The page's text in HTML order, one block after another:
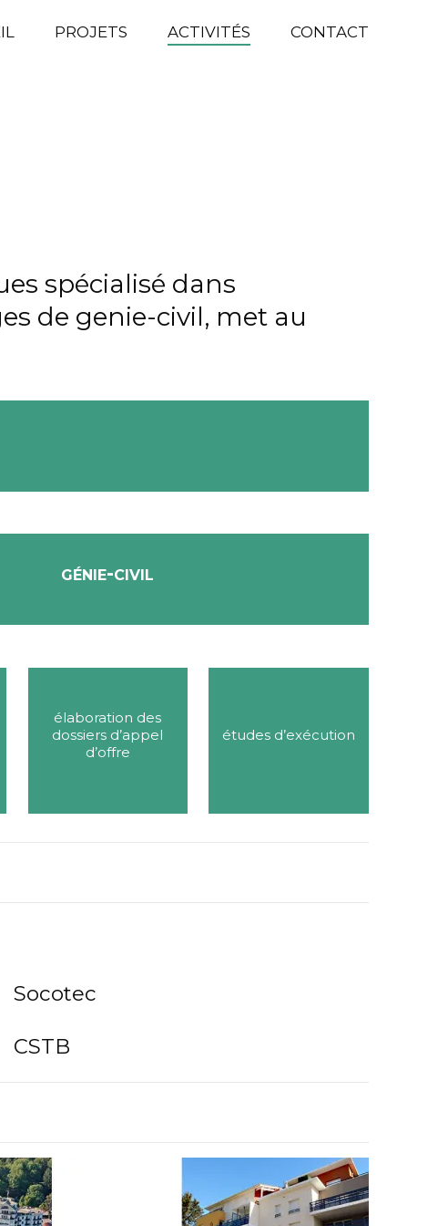
PROJETS ACTIVITÉS CONTACT
spécialisé dans
de genie-civil, met au
génie-civil
élaboration des
dossiers d’appel
d’offre
études d’exécution
Socotec
CSTB